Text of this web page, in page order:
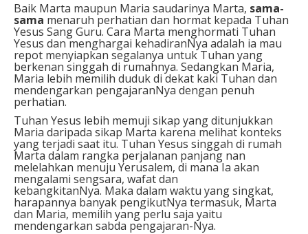
Baik Marta maupun Maria saudarinya Marta, sama-
sama menaruh perhatian dan hormat kepada Tuhan
Yesus Sang Guru. Cara Marta menghormati Tuhan
Yesus dan menghargai kehadiranNya adalah ia mau
repot menyiapkan segalanya untuk Tuhan yang
berkenan singgah di rumahnya. Sedangkan Maria,
Maria lebih memilih duduk di dekat kaki Tuhan dan
mendengarkan pengajaranNya dengan penuh
perhatian.
Tuhan Yesus lebih memuji sikap yang ditunjukkan
Maria daripada sikap Marta karena melihat konteks
yang terjadi saat itu. Tuhan Yesus singgah di rumah
Marta dalam rangka perjalanan panjang nan
melelahkan menuju Yerusalem, di mana Ia akan
mengalami sengsara, wafat dan
kebangkitanNya. Maka dalam waktu yang singkat,
harapannya banyak pengikutNya termasuk, Marta
dan Maria, memilih yang perlu saja yaitu
mendengarkan sabda pengajaran-Nya.